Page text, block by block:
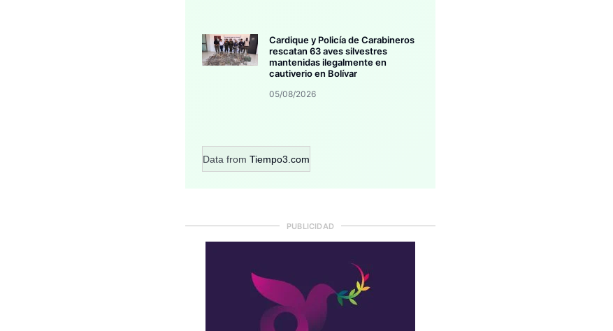
Cardique y Policía de Carabineros
rescatan 63 aves silvestres
mantenidas ilegalmente en
cautiverio en Bolívar
05/08/2026
Data from Tiempo3.com
PUBLICIDAD